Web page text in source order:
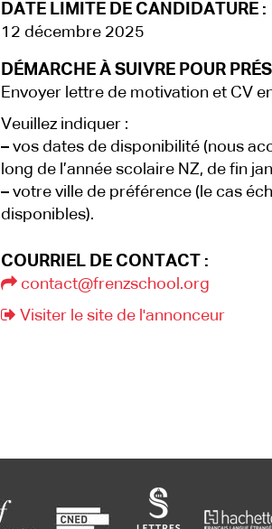
DATE LIMITE DE CANDIDATURE :
12 décembre 2025
DÉMARCHE À SUIVRE POUR
Envoyer lettre de motivation et CV
Veuillez indiquer :
–vos dates de disponibilité (nous
long de l’année scolaire NZ, de fin
–votre ville de préférence (le cas
disponibles).
COURRIEL DE CONTACT :
contact@frenzschool.org
Visiter le site de l'annonceur